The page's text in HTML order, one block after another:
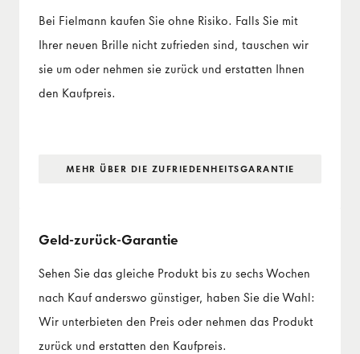
Bei Fielmann kaufen Sie ohne Risiko. Falls Sie mit
Ihrer neuen Brille nicht zufrieden sind, tauschen wir
sie um oder nehmen sie zurück und erstatten Ihnen
den Kaufpreis.
MEHR ÜBER DIE ZUFRIEDENHEITS­GARANTIE
Geld-zurück-Garantie
Sehen Sie das gleiche Produkt bis zu sechs Wochen
nach Kauf anderswo günstiger, haben Sie die Wahl:
Wir unterbieten den Preis oder nehmen das Produkt
zurück und erstatten den Kaufpreis.